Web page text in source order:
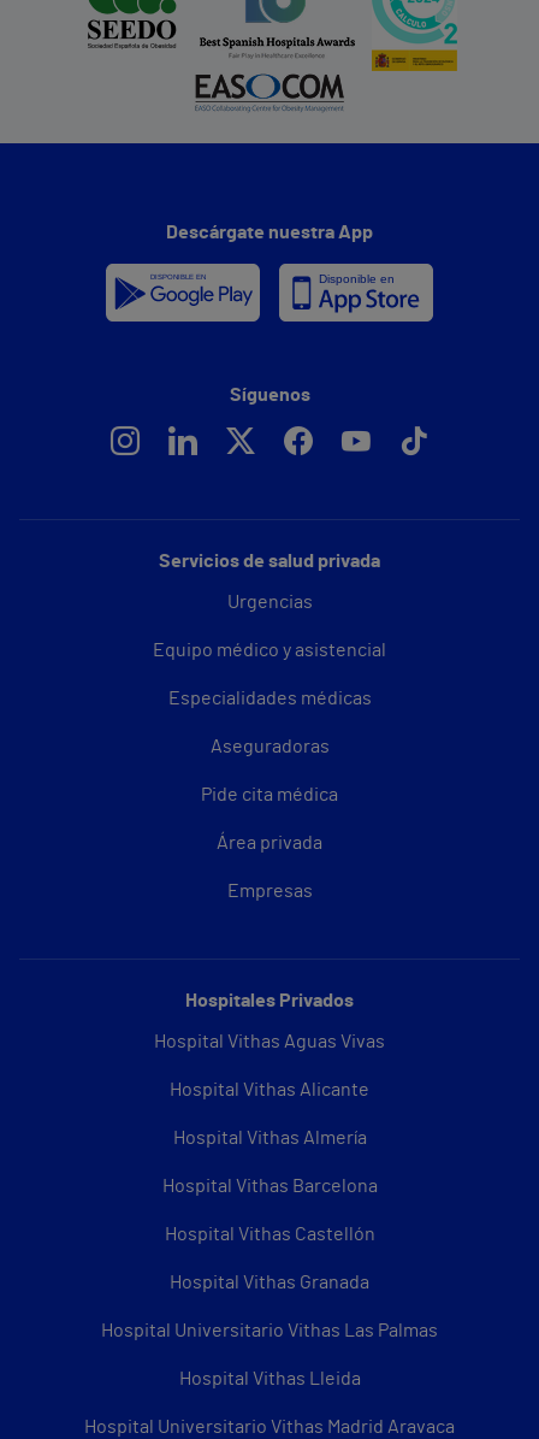
Servicios de salud privada
Urgencias
Equipo médico y asistencial
Especialidades médicas
Aseguradoras
Pide cita médica
Área privada
Empresas
Hospitales Privados
Hospital Vithas Aguas Vivas
Hospital Vithas Alicante
Hospital Vithas Almería
Hospital Vithas Barcelona
Hospital Vithas Castellón
Hospital Vithas Granada
Hospital Universitario Vithas Las Palmas
Hospital Vithas Lleida
Hospital Universitario Vithas Madrid Aravaca
Descárgate nuestra App
Síguenos